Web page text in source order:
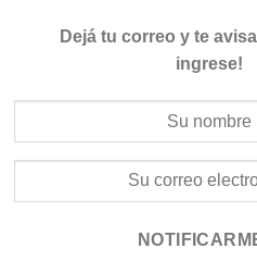
Dejá tu correo y te
ingrese!